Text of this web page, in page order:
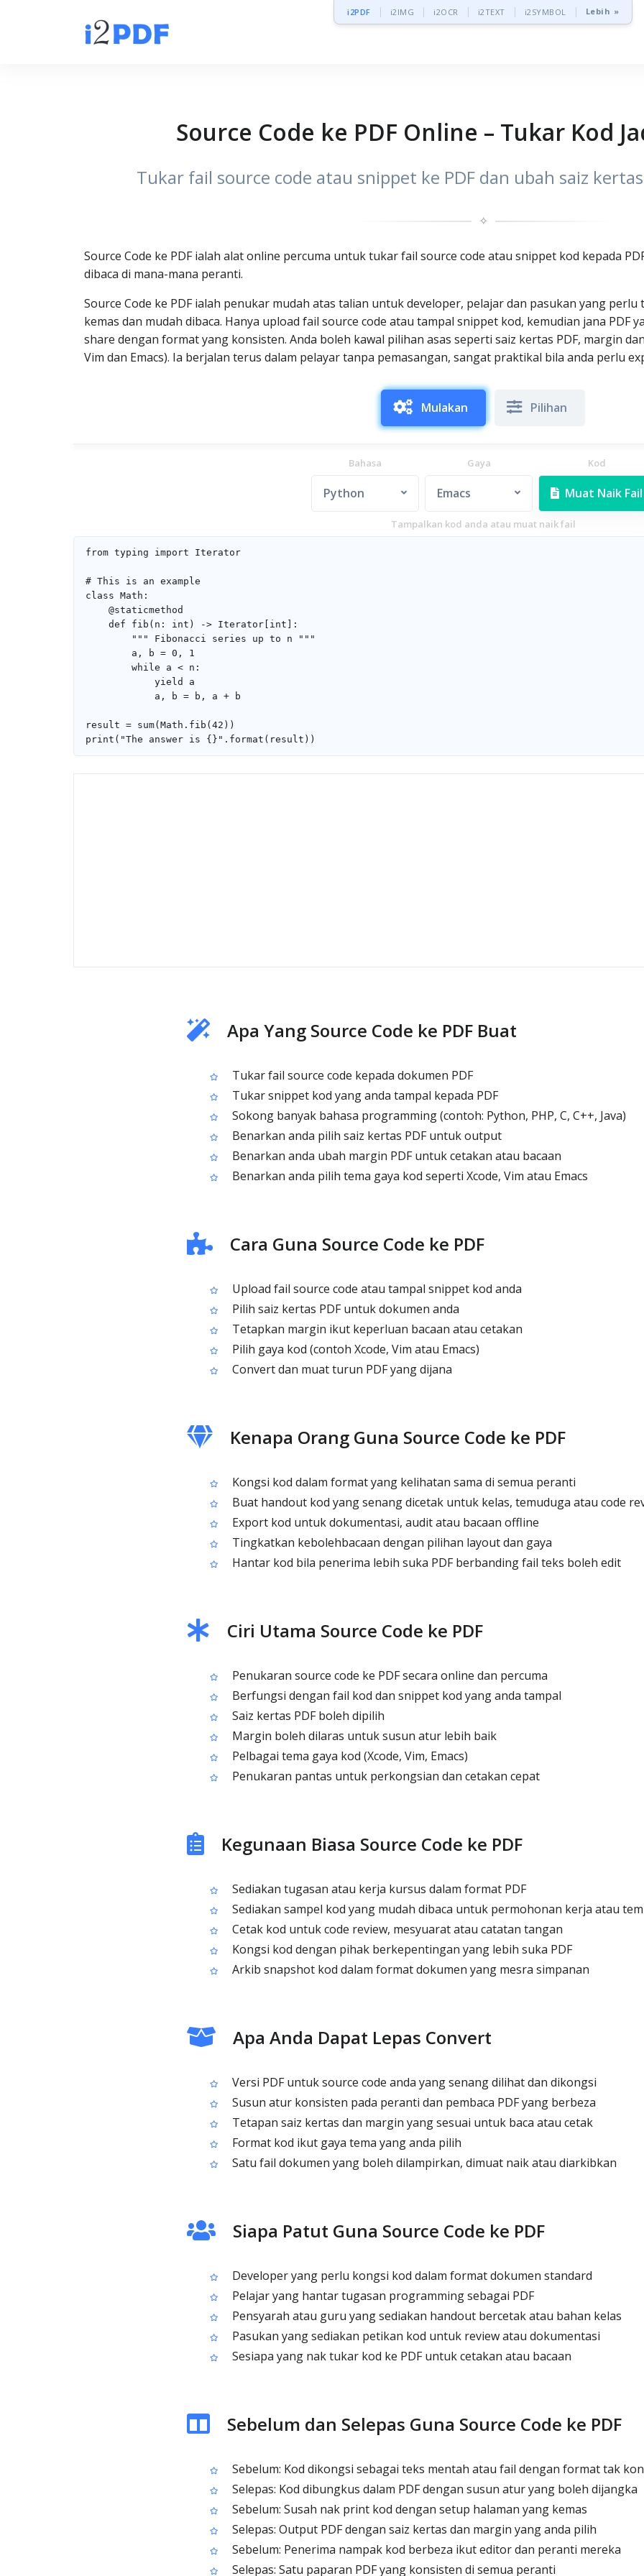
i2PDF i2IMG i2OCR i2TEXT i2SYMBOL Lebih »
Source Code ke PDF Online – Tukar Kod
Tukar fail source code atau snippet ke PDF dan ubah saiz
✧
Source Code ke PDF ialah alat online percuma untuk tukar fail source code atau snippet kod kepada
dibaca di mana-mana peranti.
Source Code ke PDF ialah penukar mudah atas talian untuk developer, pelajar dan pasukan yang
kemas dan mudah dibaca. Hanya upload fail source code atau tampal snippet kod, kemudian jana
share dengan format yang konsisten. Anda boleh kawal pilihan asas seperti saiz kertas PDF, margin
Vim dan Emacs). Ia berjalan terus dalam pelayar tanpa pemasangan, sangat praktikal bila anda perlu
Mulakan Pilihan
Bahasa
Python
Gaya
Emacs
Kod
Muat Naik Fail
Tampalkan kod anda atau muat naik fail
Apa Yang Source Code ke PDF Buat
Tukar fail source code kepada dokumen PDF
Tukar snippet kod yang anda tampal kepada PDF
Sokong banyak bahasa programming (contoh: Python, PHP, C, C++, Java)
Benarkan anda pilih saiz kertas PDF untuk output
Benarkan anda ubah margin PDF untuk cetakan atau bacaan
Benarkan anda pilih tema gaya kod seperti Xcode, Vim atau Emacs
Cara Guna Source Code ke PDF
Upload fail source code atau tampal snippet kod anda
Pilih saiz kertas PDF untuk dokumen anda
Tetapkan margin ikut keperluan bacaan atau cetakan
Pilih gaya kod (contoh Xcode, Vim atau Emacs)
Convert dan muat turun PDF yang dijana
Kenapa Orang Guna Source Code ke PDF
Kongsi kod dalam format yang kelihatan sama di semua peranti
Buat handout kod yang senang dicetak untuk kelas, temuduga atau code
Export kod untuk dokumentasi, audit atau bacaan offline
Tingkatkan kebolehbacaan dengan pilihan layout dan gaya
Hantar kod bila penerima lebih suka PDF berbanding fail teks boleh edit
Ciri Utama Source Code ke PDF
Penukaran source code ke PDF secara online dan percuma
Berfungsi dengan fail kod dan snippet kod yang anda tampal
Saiz kertas PDF boleh dipilih
Margin boleh dilaras untuk susun atur lebih baik
Pelbagai tema gaya kod (Xcode, Vim, Emacs)
Penukaran pantas untuk perkongsian dan cetakan cepat
Kegunaan Biasa Source Code ke PDF
Sediakan tugasan atau kerja kursus dalam format PDF
Sediakan sampel kod yang mudah dibaca untuk permohonan kerja atau
Cetak kod untuk code review, mesyuarat atau catatan tangan
Kongsi kod dengan pihak berkepentingan yang lebih suka PDF
Arkib snapshot kod dalam format dokumen yang mesra simpanan
Apa Anda Dapat Lepas Convert
Versi PDF untuk source code anda yang senang dilihat dan dikongsi
Susun atur konsisten pada peranti dan pembaca PDF yang berbeza
Tetapan saiz kertas dan margin yang sesuai untuk baca atau cetak
Format kod ikut gaya tema yang anda pilih
Satu fail dokumen yang boleh dilampirkan, dimuat naik atau diarkibkan
Siapa Patut Guna Source Code ke PDF
Developer yang perlu kongsi kod dalam format dokumen standard
Pelajar yang hantar tugasan programming sebagai PDF
Pensyarah atau guru yang sediakan handout bercetak atau bahan kelas
Pasukan yang sediakan petikan kod untuk review atau dokumentasi
Sesiapa yang nak tukar kod ke PDF untuk cetakan atau bacaan
Sebelum dan Selepas Guna Source Code ke PDF
Sebelum: Kod dikongsi sebagai teks mentah atau fail dengan format tak
Selepas: Kod dibungkus dalam PDF dengan susun atur yang boleh dijangka
Sebelum: Susah nak print kod dengan setup halaman yang kemas
Selepas: Output PDF dengan saiz kertas dan margin yang anda pilih
Sebelum: Penerima nampak kod berbeza ikut editor dan peranti mereka
Selepas: Satu paparan PDF yang konsisten di semua peranti